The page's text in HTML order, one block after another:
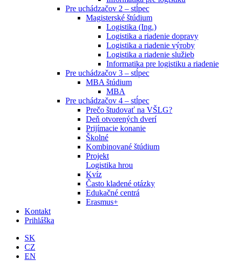
Pre uchádzačov 2 – stĺpec
Magisterské štúdium
Logistika (Ing.)
Logistika a riadenie dopravy
Logistika a riadenie výroby
Logistika a riadenie služieb
Informatika pre logistiku a riadenie
Pre uchádzačov 3 – stĺpec
MBA štúdium
MBA
Pre uchádzačov 4 – stĺpec
Prečo študovať na VŠLG?
Deň otvorených dverí
Prijímacie konanie
Školné
Kombinované štúdium
Projekt
Logistika hrou
Kvíz
Často kladené otázky
Edukačné centrá
Erasmus+
Kontakt
Prihláška
SK
CZ
EN